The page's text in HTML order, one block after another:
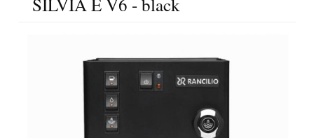
SILVIA E V6 - black